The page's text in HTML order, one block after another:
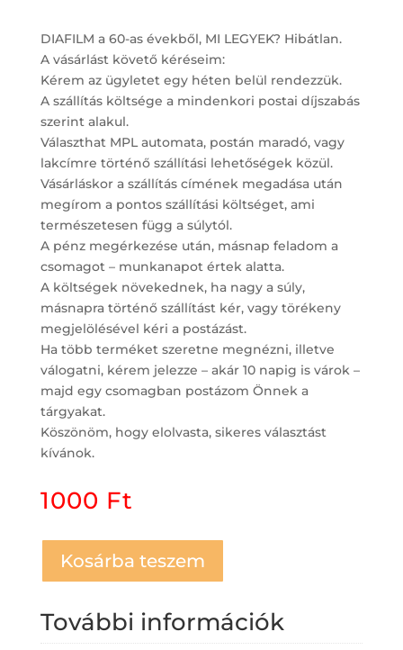
DIAFILM a 60-as évekből, MI LEGYEK? Hibátlan.
A vásárlást követő kéréseim:
Kérem az ügyletet egy héten belül rendezzük.
A szállítás költsége a mindenkori postai díjszabás
szerint alakul.
Választhat MPL automata, postán maradó, vagy
lakcímre történő szállítási lehetőségek közül.
Vásárláskor a szállítás címének megadása után
megírom a pontos szállítási költséget, ami
természetesen függ a súlytól.
A pénz megérkezése után, másnap feladom a
csomagot – munkanapot értek alatta.
A költségek növekednek, ha nagy a súly,
másnapra történő szállítást kér, vagy törékeny
megjelölésével kéri a postázást.
Ha több terméket szeretne megnézni, illetve
válogatni, kérem jelezze – akár 10 napig is várok –
majd egy csomagban postázom Önnek a
tárgyakat.
Köszönöm, hogy elolvasta, sikeres választást
kívánok.
1000 Ft
Kosárba teszem
További információk